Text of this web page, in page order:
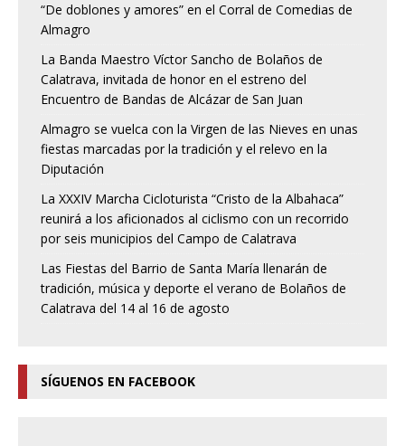
“De doblones y amores” en el Corral de Comedias de
Almagro
La Banda Maestro Víctor Sancho de Bolaños de
Calatrava, invitada de honor en el estreno del
Encuentro de Bandas de Alcázar de San Juan
Almagro se vuelca con la Virgen de las Nieves en unas
fiestas marcadas por la tradición y el relevo en la
Diputación
La XXXIV Marcha Cicloturista “Cristo de la Albahaca”
reunirá a los aficionados al ciclismo con un recorrido
por seis municipios del Campo de Calatrava
Las Fiestas del Barrio de Santa María llenarán de
tradición, música y deporte el verano de Bolaños de
Calatrava del 14 al 16 de agosto
SÍGUENOS EN FACEBOOK